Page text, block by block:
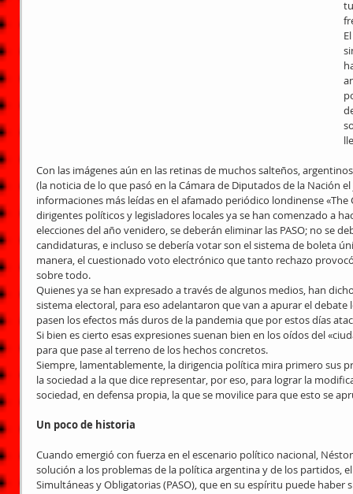
Con las imágenes aún en las retinas de muchos salteños,
(la noticia de lo que pasó en la Cámara de Diputados de la Nación
informaciones más leídas en el afamado periódico londinense «The
dirigentes políticos y legisladores locales ya se han comenzado a
elecciones del año venidero, se deberán eliminar las PASO; no se
candidaturas, e incluso se debería votar son el sistema de boleta
manera, el cuestionado voto electrónico que tanto rechazo
sobre todo.
Quienes ya se han expresado a través de algunos medios, han
sistema electoral, para eso adelantaron que van a apurar el
pasen los efectos más duros de la pandemia que por estos días
Si bien es cierto esas expresiones suenan bien en los oídos del
para que pase al terreno de los hechos concretos.
Siempre, lamentablemente, la dirigencia política mira primero sus
la sociedad a la que dice representar, por eso, para lograr la
sociedad, en defensa propia, la que se movilice para que esto se
Un poco de historia
Cuando emergió con fuerza en el escenario político nacional,
solución a los problemas de la política argentina y de los partidos,
Simultáneas y Obligatorias (PASO), que en su espíritu puede